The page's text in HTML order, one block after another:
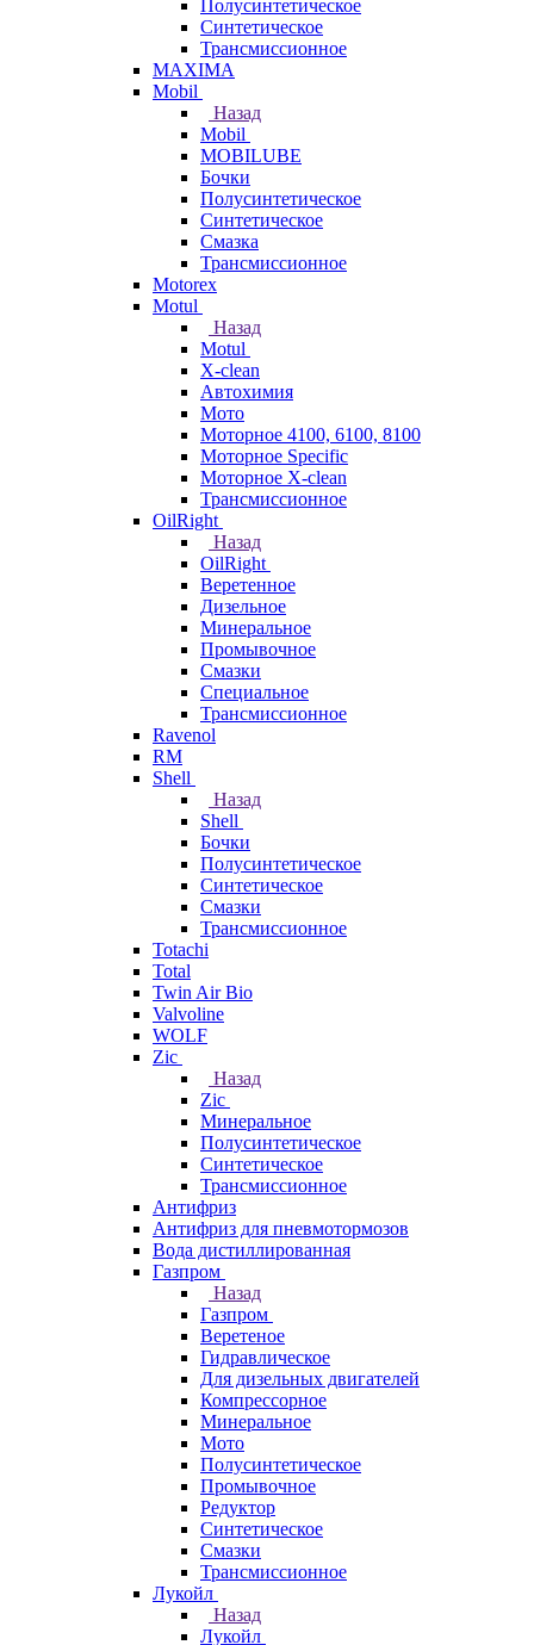
Полусинтетическое
Синтетическое
Трансмиссионное
MAXIMA
Mobil
Назад
Mobil
MOBILUBE
Бочки
Полусинтетическое
Синтетическое
Смазка
Трансмиссионное
Motorex
Motul
Назад
Motul
X-clean
Автохимия
Мото
Моторное 4100, 6100, 8100
Моторное Specific
Моторное X-clean
Трансмиссионное
OilRight
Назад
OilRight
Веретенное
Дизельное
Минеральное
Промывочное
Смазки
Специальное
Трансмиссионное
Ravenol
RM
Shell
Назад
Shell
Бочки
Полусинтетическое
Синтетическое
Смазки
Трансмиссионное
Totachi
Total
Twin Air Bio
Valvoline
WOLF
Zic
Назад
Zic
Минеральное
Полусинтетическое
Синтетическое
Трансмиссионное
Антифриз
Антифриз для пневмотормозов
Вода дистиллированная
Газпром
Назад
Газпром
Веретеное
Гидравлическое
Для дизельных двигателей
Компрессорное
Минеральное
Мото
Полусинтетическое
Промывочное
Редуктор
Синтетическое
Смазки
Трансмиссионное
Лукойл
Назад
Лукойл